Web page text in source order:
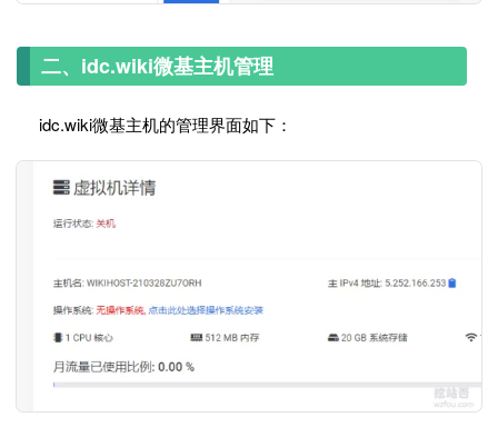
二、idc.wiki微基主机管理
idc.wiki微基主机的管理界面如下：